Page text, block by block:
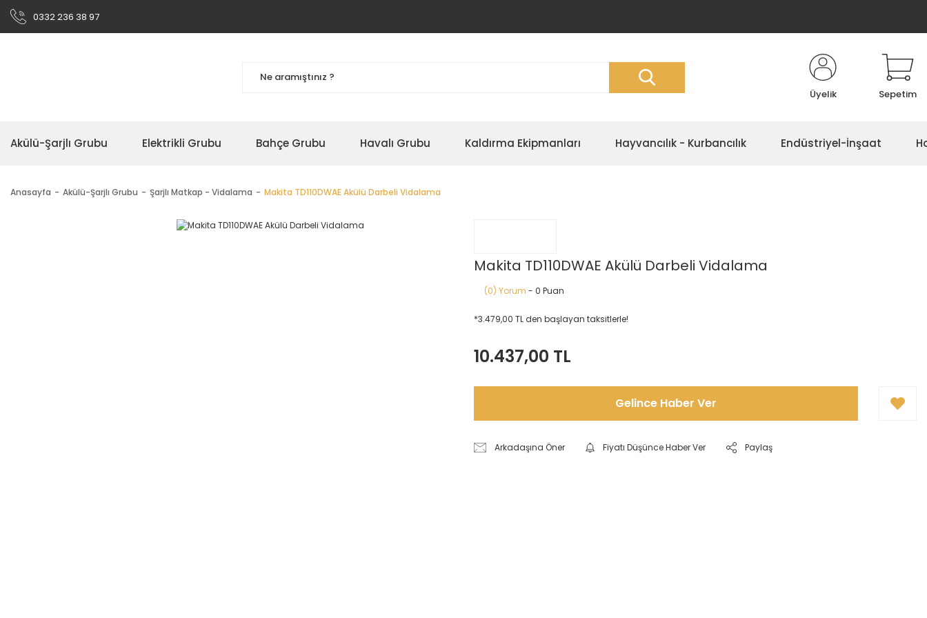
0332 236 38 97
Üyelik Sepetim
Akülü-Şarjlı Grubu Elektrikli Grubu Bahçe Grubu Havalı Grubu Kaldırma Ekipmanları Hayvancılık - Kurbancılık Endüstriyel-İnşaat
Anasayfa Akülü-Şarjlı Grubu Şarjlı Matkap - Vidalama Makita TD110DWAE Akülü Darbeli Vidalama
Makita TD110DWAE Akülü Darbeli Vidalama
(0) Yorum - 0 Puan
*3.479,00 TL den başlayan taksitlerle!
10.437,00 TL
Gelince Haber Ver
Arkadaşına Öner Fiyatı Düşünce Haber Ver Paylaş